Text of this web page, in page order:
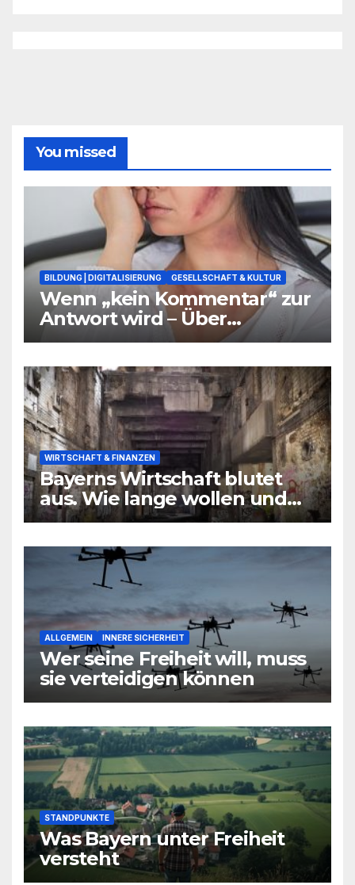
You missed
BILDUNG | DIGITALISIERUNG GESELLSCHAFT & KULTUR
Wenn „kein Kommentar“ zur
Antwort wird – Über
Warnsignale aus Schulen, die
WIRTSCHAFT & FINANZEN
Bayerns Wirtschaft blutet
aus. Wie lange wollen und
können wir uns den
noch leisten?
ALLGEMEIN INNERE SICHERHEIT
Wer seine Freiheit will, muss
sie verteidigen können
STANDPUNKTE
Was Bayern unter Freiheit
versteht